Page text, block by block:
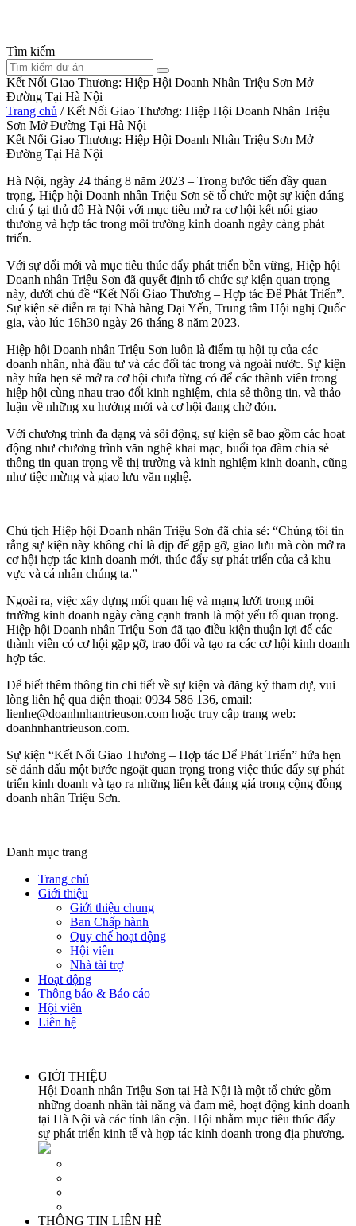
Tìm kiếm
Kết Nối Giao Thương: Hiệp Hội Doanh Nhân Triệu Sơn Mở
Đường Tại Hà Nội
Trang chủ /Kết Nối Giao Thương: Hiệp Hội Doanh Nhân Triệu
Sơn Mở Đường Tại Hà Nội
Kết Nối Giao Thương: Hiệp Hội Doanh Nhân Triệu Sơn Mở
Đường Tại Hà Nội
Hà Nội, ngày 24 tháng 8 năm 2023 – Trong bước tiến đầy quan
trọng, Hiệp hội Doanh nhân Triệu Sơn sẽ tổ chức một sự kiện đáng
chú ý tại thủ đô Hà Nội với mục tiêu mở ra cơ hội kết nối giao
thương và hợp tác trong môi trường kinh doanh ngày càng phát
triển.
Với sự đổi mới và mục tiêu thúc đẩy phát triển bền vững, Hiệp hội
Doanh nhân Triệu Sơn đã quyết định tổ chức sự kiện quan trọng
này, dưới chủ đề “Kết Nối Giao Thương – Hợp tác Để Phát Triển”.
Sự kiện sẽ diễn ra tại Nhà hàng Đại Yến, Trung tâm Hội nghị Quốc
gia, vào lúc 16h30 ngày 26 tháng 8 năm 2023.
Hiệp hội Doanh nhân Triệu Sơn luôn là điểm tụ hội tụ của các
doanh nhân, nhà đầu tư và các đối tác trong và ngoài nước. Sự kiện
này hứa hẹn sẽ mở ra cơ hội chưa từng có để các thành viên trong
hiệp hội cùng nhau trao đổi kinh nghiệm, chia sẻ thông tin, và thảo
luận về những xu hướng mới và cơ hội đang chờ đón.
Với chương trình đa dạng và sôi động, sự kiện sẽ bao gồm các hoạt
động như chương trình văn nghệ khai mạc, buổi tọa đàm chia sẻ
thông tin quan trọng về thị trường và kinh nghiệm kinh doanh, cũng
như tiệc mừng và giao lưu văn nghệ.
Chủ tịch Hiệp hội Doanh nhân Triệu Sơn đã chia sẻ: “Chúng tôi tin
rằng sự kiện này không chỉ là dịp để gặp gỡ, giao lưu mà còn mở ra
cơ hội hợp tác kinh doanh mới, thúc đẩy sự phát triển của cả khu
vực và cá nhân chúng ta.”
Ngoài ra, việc xây dựng mối quan hệ và mạng lưới trong môi
trường kinh doanh ngày càng cạnh tranh là một yếu tố quan trọng.
Hiệp hội Doanh nhân Triệu Sơn đã tạo điều kiện thuận lợi để các
thành viên có cơ hội gặp gỡ, trao đổi và tạo ra các cơ hội kinh doanh
hợp tác.
Để biết thêm thông tin chi tiết về sự kiện và đăng ký tham dự, vui
lòng liên hệ qua điện thoại: 0934 586 136, email:
lienhe@doanhnhantrieuson.com hoặc truy cập trang web:
doanhnhantrieuson.com.
Sự kiện “Kết Nối Giao Thương – Hợp tác Để Phát Triển” hứa hẹn
sẽ đánh dấu một bước ngoặt quan trọng trong việc thúc đẩy sự phát
triển kinh doanh và tạo ra những liên kết đáng giá trong cộng đồng
doanh nhân Triệu Sơn.
Danh mục trang
Trang chủ
Giới thiệu
Giới thiệu chung
Ban Chấp hành
Quy chế hoạt động
Hội viên
Nhà tài trợ
Hoạt động
Thông báo & Báo cáo
Hội viên
Liên hệ
GIỚI THIỆU
Hội Doanh nhân Triệu Sơn tại Hà Nội là một tổ chức gồm
những doanh nhân tài năng và đam mê, hoạt động kinh doanh
tại Hà Nội và các tỉnh lân cận. Hội nhằm mục tiêu thúc đẩy
sự phát triển kinh tế và hợp tác kinh doanh trong địa phương.
THÔNG TIN LIÊN HỆ